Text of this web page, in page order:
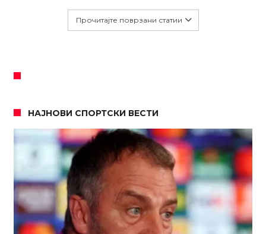
Прочитајте поврзани статии
НАЈНОВИ СПОРТСКИ ВЕСТИ